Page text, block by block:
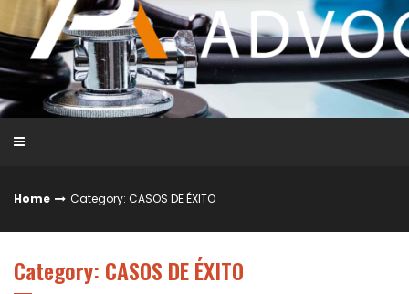
Home Category: CASOS DE ÉXITO
Category: CASOS DE ÉXITO